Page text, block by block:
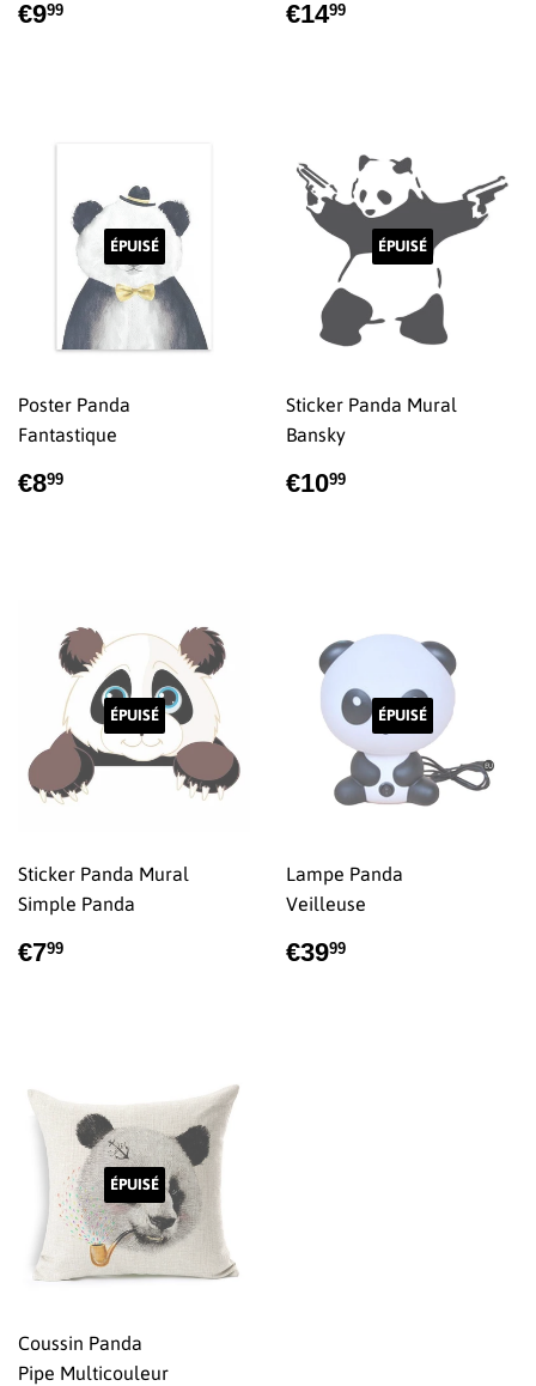
PRIX
€999 PRIX
€1499
ÉPUISÉ
Poster Panda
Fantastique
PRIX
€899
ÉPUISÉ
Sticker Panda Mural
Bansky
PRIX
€1099
ÉPUISÉ
Sticker Panda Mural
Simple Panda
PRIX
€799
ÉPUISÉ
Lampe Panda
Veilleuse
PRIX
€3999
ÉPUISÉ
Coussin Panda
Pipe Multicouleur